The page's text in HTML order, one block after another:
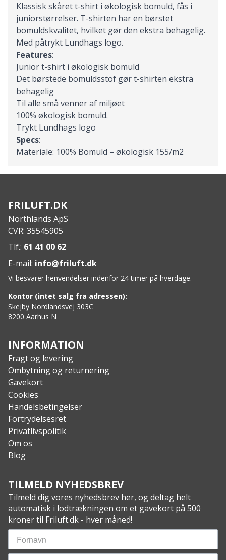
Klassisk skåret t-shirt i økologisk bomuld, fås i
juniorstørrelser. T-shirten har en børstet
bomuldskvalitet, hvilket gør den ekstra behagelig.
Med påtrykt Lundhags logo.
Features:
Junior t-shirt i økologisk bomuld
Det børstede bomuldsstof gør t-shirten ekstra
behagelig
Til alle små venner af miljøet
100% økologisk bomuld.
Trykt Lundhags logo
Specs:
Materiale: 100% Bomuld – økologisk 155/m2
FRILUFT.DK
Northlands ApS
CVR: 35545905
Tlf.: 61 41 00 62
E-mail: info@friluft.dk
Vi besvarer henvendelser indenfor 24 timer på hverdage.
Kontor (intet salg fra adressen):
Skejby Nordlandsvej 303C
8200 Aarhus N
INFORMATION
Fragt og levering
Ombytning og returnering
Gavekort
Cookies
Handelsbetingelser
Fortrydelsesret
Privatlivspolitik
Om os
Blog
TILMELD NYHEDSBREV
Tilmeld dig vores nyhedsbrev her, og deltag helt
automatisk i lodtrækningen om et gavekort på 500
kroner til Friluft.dk - hver måned!